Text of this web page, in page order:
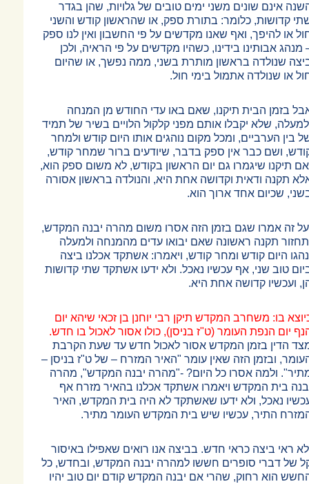
אינם שונים משני ימים טובים של גלויות, שהן בגדר
קדושות, כלומר: בתורת ספק, או שהראשון קודש והשני
או להיפך, ואף שאנו מקדשים על פי החשבון ואין לנו ספק
מנהג אבותינו בידינו, כשהיו מקדשים על פי הראיה, ולכן
שנולדה בראשון מותרת בשני, ממה נפשך, או שהיום
או שנולדה אתמול בימי חול.
בזמן הבית תיקנו, שאם באו עדי החודש מן המנחה
שלא יקבלו אותם מפני קלקול הלויים בשיר של תמיד
בין הערביים, ומכל מקום נוהגים אותו היום קודש ולמחר
ושם כבר אין ספק בדבר, שיודעים ברור שמחר קודש,
תיקנו שיגמרו גם יום הראשון בקודש, לא משום ספק הוא,
תקנה ודאית וקדושה אחת היא, והנולדה בראשון אסורה
שכיום אחד ארוך הוא.
זה אמרו שגם בזמן הזה אסרו משום מהרה יבנה המקדש,
תקנה ראשונה שאם יבואו עדים מהמנחה ולמעלה
היום קודש ומחר קודש, ויאמרו: אשתקד אכלנו ביצה
טוב שני, אף עכשיו נאכל. ולא ידעו אשתקד שתי קדושות
ועכשיו קדושה אחת היא.
בו: משחרב המקדש תיקן רבי יוחנן בן זכאי שיהא יום
יום הנפת העומר (ט"ז בניסן), כולו אסור לאכול בו חדש.
הדין בזמן המקדש אסור לאכול חדש עד שעת הקרבת
ובזמן הזה שאין עומר "האיר המזרח – של ט"ז בניסן –
ולמה אסרו כל היום? -"מהרה יבנה המקדש", מהרה
בית המקדש ויאמרו אשתקד אכלנו בהאיר מזרח אף
נאכל, ולא ידעו שאשתקד לא היה בית המקדש, האיר
התיר, עכשיו שיש בית המקדש העומר מתיר.
ראי ביצה כראי חדש. בביצה אנו רואים שאפילו באיסור
של דברי סופרים חששו למהרה יבנה המקדש, ובחדש, כל
הוא רחוק, שהרי אם יבנה המקדש קודם יום טוב יהיו